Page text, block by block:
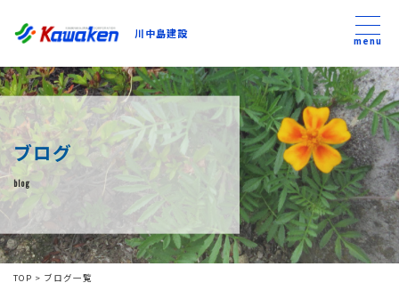
川中島建設
川中島建設
トップ
トピックス
事業内容
私たちについて
menu
ブログ
blog
TOP > ブログ一覧